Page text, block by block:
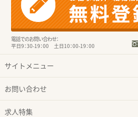
電話でのお問い合わせ：
平日9：30-19：00 土日10：00-19：00
サイトメニュー
お問い合わせ
求人特集